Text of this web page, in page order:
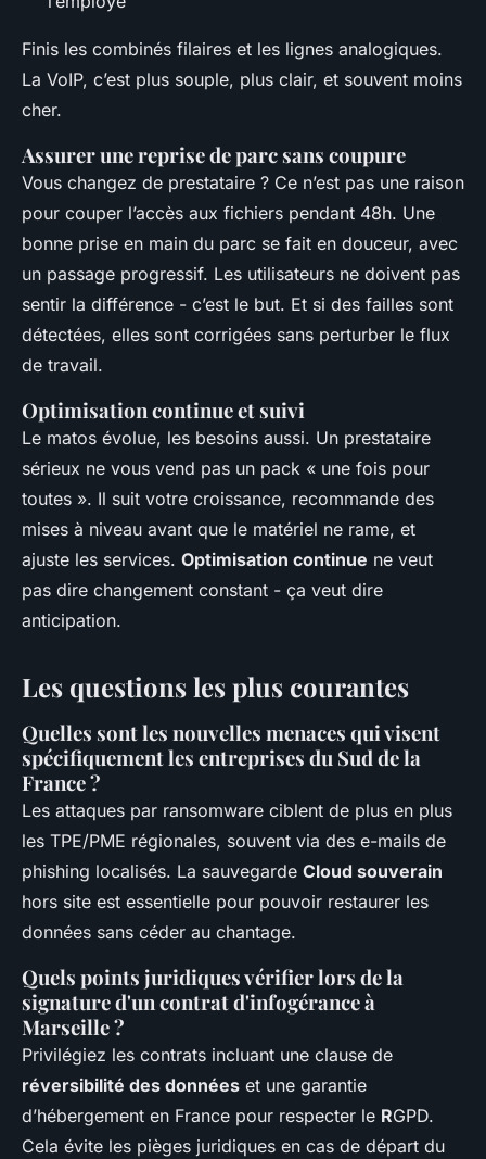
Finis les combinés filaires et les lignes analogiques.
La VoIP, c’est plus souple, plus clair, et souvent moins
cher.
Assurer une reprise de parc sans coupure
Vous changez de prestataire ? Ce n’est pas une raison
pour couper l’accès aux fichiers pendant 48h. Une
bonne prise en main du parc se fait en douceur, avec
un passage progressif. Les utilisateurs ne doivent pas
sentir la différence - c’est le but. Et si des failles sont
détectées, elles sont corrigées sans perturber le flux
de travail.
Optimisation continue et suivi
Le matos évolue, les besoins aussi. Un prestataire
sérieux ne vous vend pas un pack « une fois pour
toutes ». Il suit votre croissance, recommande des
mises à niveau avant que le matériel ne rame, et
ajuste les services. Optimisation continue ne veut
pas dire changement constant - ça veut dire
anticipation.
Les questions les plus courantes
Quelles sont les nouvelles menaces qui visent
spécifiquement les entreprises du Sud de la
France ?
Les attaques par ransomware ciblent de plus en plus
les TPE/PME régionales, souvent via des e-mails de
phishing localisés. La sauvegarde Cloud souverain
hors site est essentielle pour pouvoir restaurer les
données sans céder au chantage.
Quels points juridiques vérifier lors de la
signature d'un contrat d'infogérance à
Marseille ?
Privilégiez les contrats incluant une clause de
réversibilité des données et une garantie
d’hébergement en France pour respecter le RGPD.
Cela évite les pièges juridiques en cas de départ du